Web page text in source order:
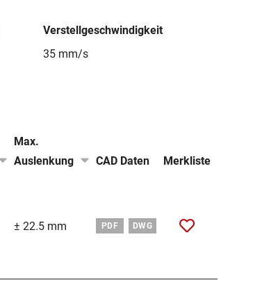
Verstellgeschwindigkeit
35 mm/s
Max.
Auslenkung
CAD Daten Merkliste
± 22.5 mm PDF DWG